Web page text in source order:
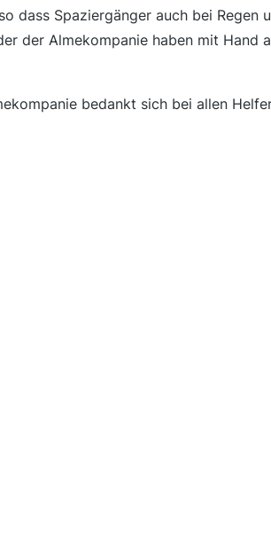
dass Spaziergänger auch bei Regen
der Almekompanie haben mit Hand
bedankt sich bei allen